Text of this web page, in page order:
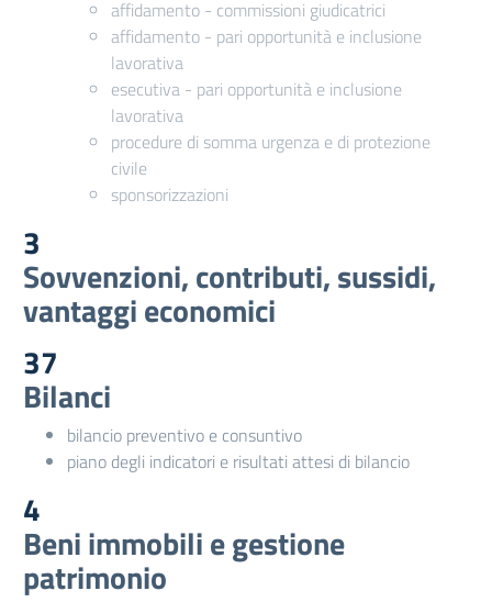
affidamento - commissioni giudicatrici
affidamento - pari opportunità e inclusione
lavorativa
esecutiva - pari opportunità e inclusione
lavorativa
procedure di somma urgenza e di protezione
civile
sponsorizzazioni
3
Sovvenzioni, contributi, sussidi,
vantaggi economici
37
Bilanci
bilancio preventivo e consuntivo
piano degli indicatori e risultati attesi di bilancio
4
Beni immobili e gestione
patrimonio